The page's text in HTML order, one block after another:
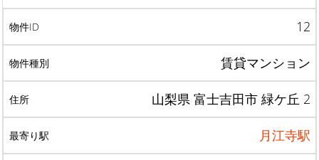
12
賃貸マンション
山梨県 富士吉田市 緑ケ丘 2
月江寺駅